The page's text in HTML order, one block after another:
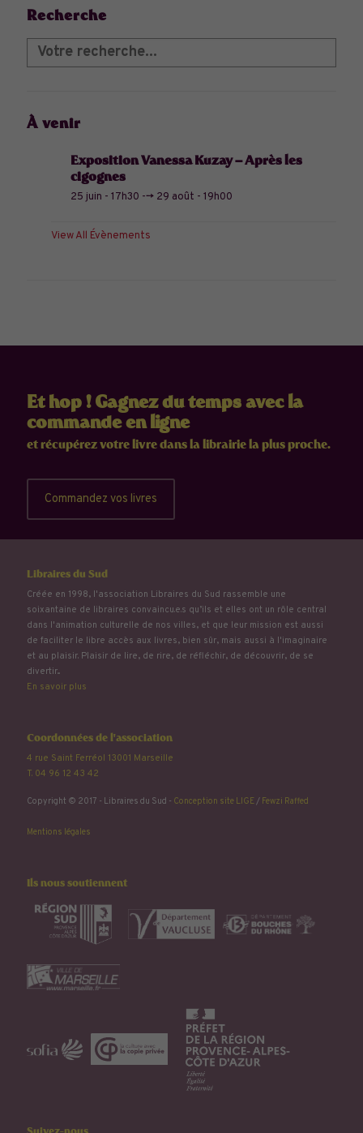
Recherche
À venir
Exposition Vanessa Kuzay – Après les
cigognes
25 juin - 17h30 --> 29 août - 19h00
View All Évènements
Et hop ! Gagnez du temps avec la
commande en ligne
et récupérez votre livre dans la librairie la plus proche.
Commandez vos livres
Libraires du Sud
Créée en 1998, l'association Libraires du Sud rassemble une
soixantaine de libraires convaincu.e.s qu’ils et elles ont un rôle central
dans l'animation culturelle de nos villes, et que leur mission est aussi
de faciliter le libre accès aux livres, bien sûr, mais aussi à l'imaginaire
et au plaisir. Plaisir de lire, de rire, de réfléchir, de découvrir, de se
divertir...
En savoir plus
Coordonnées de l'association
4 rue Saint Ferréol 13001 Marseille
T. 04 96 12 43 42
Copyright © 2017 - Libraires du Sud - Conception site LIGE/ Fewzi Raffed
Mentions légales
Ils nous soutiennent